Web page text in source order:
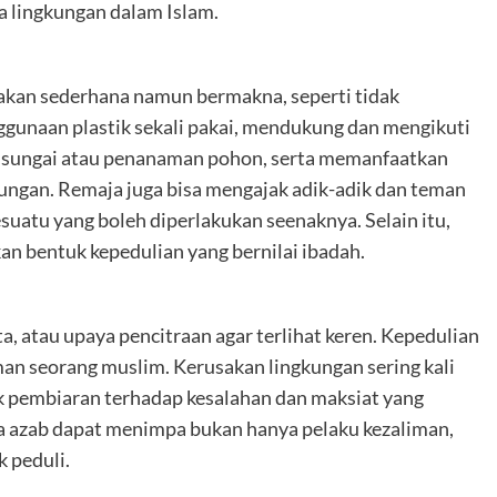
lingkungan dalam Islam.
sederhana namun bermakna, seperti tidak
plastik sekali pakai, mendukung dan mengikuti
atau penanaman pohon, serta memanfaatkan
Remaja juga bisa mengajak adik-adik dan teman
yang boleh diperlakukan seenaknya. Selain itu,
bentuk kepedulian yang bernilai ibadah.
atau upaya pencitraan agar terlihat keren. Kepedulian
seorang muslim. Kerusakan lingkungan sering kali
terhadap kesalahan dan maksiat yang
dapat menimpa bukan hanya pelaku kezaliman,
peduli.